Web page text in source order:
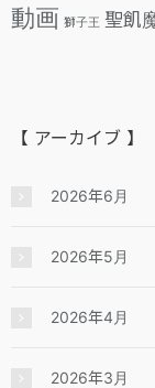
動画 獅子王 聖飢
【 アーカイブ 】
2026年6月
2026年5月
2026年4月
2026年3月